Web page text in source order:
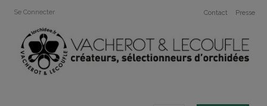
Contact Presse
Se Connecter